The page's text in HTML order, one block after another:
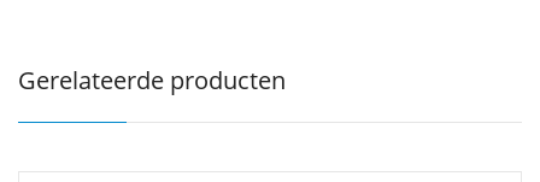
Gerelateerde producten